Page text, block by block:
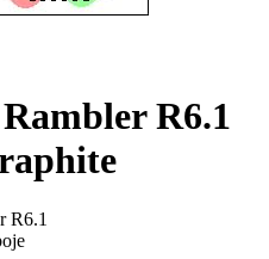
R6.1
R6.1